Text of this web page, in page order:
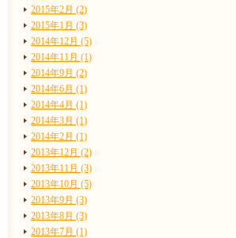
2015年2月 (2)
2015年1月 (3)
2014年12月 (5)
2014年11月 (1)
2014年9月 (2)
2014年6月 (1)
2014年4月 (1)
2014年3月 (1)
2014年2月 (1)
2013年12月 (2)
2013年11月 (3)
2013年10月 (5)
2013年9月 (3)
2013年8月 (3)
2013年7月 (1)